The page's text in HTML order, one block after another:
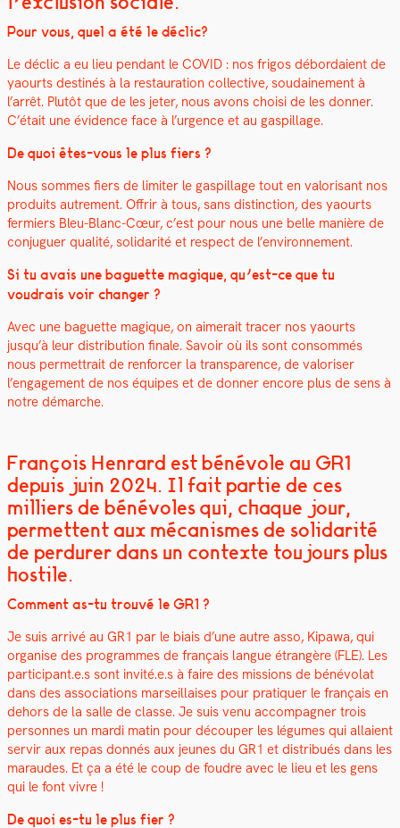
Pour vous, quel a été le déclic?
Le déclic a eu lieu pen­dant le COVID : nos fri­gos débor­daient de
yaourts des­tinés à la restau­ra­tion col­lec­tive, soudaine­ment à
l’arrêt. Plutôt que de les jeter, nous avons choisi de les don­ner.
C’était une évi­dence face à l’urgence et au gaspillage.
De quoi êtes-vous le plus fiers ?
Nous sommes fiers de lim­iter le gaspillage tout en val­orisant nos
pro­duits autrement. Offrir à tous, sans dis­tinc­tion, des yaourts
fer­miers Bleu-Blanc-Cœur, c’est pour nous une belle manière de
con­juguer qual­ité, sol­i­dar­ité et respect de l’environnement.
Si tu avais une baguette mag­ique, qu’est-ce que tu
voudrais voir chang­er ?
Avec une baguette mag­ique, on aimerait trac­er nos yaourts
jusqu’à leur dis­tri­b­u­tion finale. Savoir où ils sont con­som­més
nous per­me­t­trait de ren­forcer la trans­parence, de val­oris­er
l’engagement de nos équipes et de don­ner encore plus de sens à
notre démarche.
François Henrard est bénévole au GR1
depuis juin 2024. Il fait partie de ces
milliers de bénévoles qui, chaque jour,
permettent aux mécanismes de solidarité
de perdurer dans un contexte toujours plus
hostile.
Com­ment as-tu trou­vé le GR1 ?
Je suis arrivé au GR1 par le biais d’une autre asso, Kipawa, qui
organ­ise des pro­grammes de français langue étrangère (FLE). Les
participant.e.s sont invité.e.s à faire des mis­sions de bénévolat
dans des asso­ci­a­tions mar­seil­lais­es pour pra­ti­quer le français en
dehors de la salle de classe. Je suis venu accom­pa­g­n­er trois
per­son­nes un mar­di matin pour découper les légumes qui allaient
servir aux repas don­nés aux jeunes du GR1 et dis­tribués dans les
maraudes. Et ça a été le coup de foudre avec le lieu et les gens
qui le font vivre !
De quoi es-tu le plus fier ?